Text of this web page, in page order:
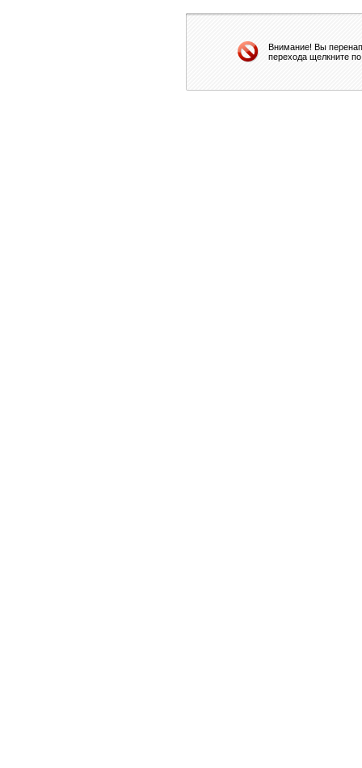
Внимание! Вы
перехода щелкните